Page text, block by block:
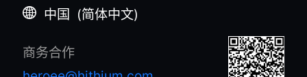
中国 (简体中文)
商务合作